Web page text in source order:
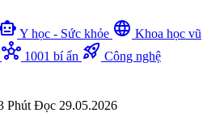
Y học - Sức khỏe language Khoa học vũ
hub 1001 bí ẩn rocket_launch Công nghệ
Phút Đọc 29.05.2026